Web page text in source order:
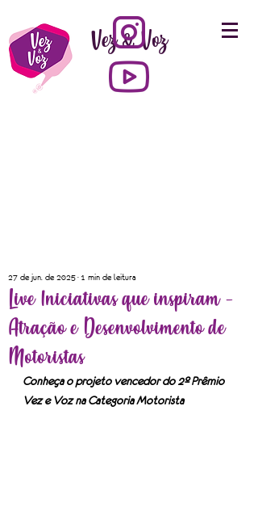
Vez & Voz
Live Iniciativas que inspiram -
Atração e Desenvolvimento de
Motoristas
27 de jun. de 2025 1 min de leitura
Conheça o projeto vencedor do 2º Prêmio
Vez e Voz na Categoria Motorista